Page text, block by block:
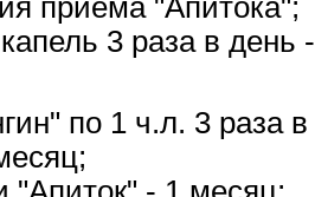
приёма "Апитока";
3 раза в день
по 1 ч.л. 3 раза